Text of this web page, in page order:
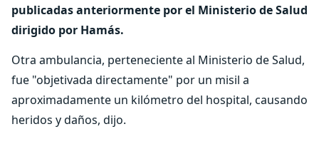
publicadas anteriormente por el Ministerio de Salud
dirigido por Hamás.
Otra ambulancia, perteneciente al Ministerio de Salud,
fue "objetivada directamente" por un misil a
aproximadamente un kilómetro del hospital, causando
heridos y daños, dijo.